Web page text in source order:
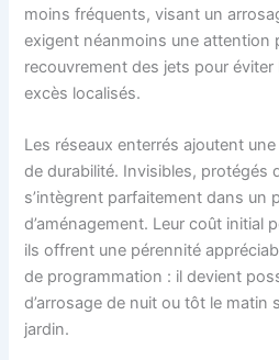
moins fréquents, visant un
exigent néanmoins une attention
recouvrement des jets pour
excès localisés.
Les réseaux enterrés ajoutent
de durabilité. Invisibles, protégés
s’intègrent parfaitement dans un
d’aménagement. Leur coût initial
ils offrent une pérennité
de programmation : il devient
d’arrosage de nuit ou tôt le matin
jardin.